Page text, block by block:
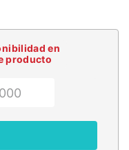
en
producto